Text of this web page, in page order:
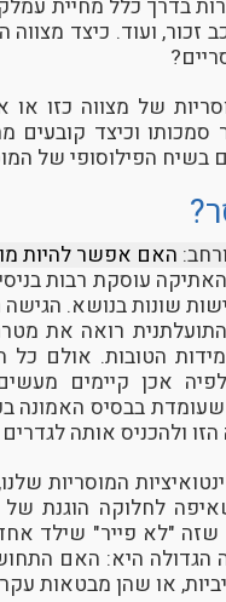
בדרך כלל מחיית
זכור, ועוד. כיצד
של מצווה כזו
סמכותו וכיצד
בשיח הפילוסופי של
האם אפשר להיות
עוסקת רבות
שונות בנושא.
רואה את
הטובות. אולם
אכן קיימים
שעומדת בבסיס האמונה
ולהכניס אותה
המוסריות
לחלוקה הוגנת
שזה "לא פייר" שילד
היא: האם
או שהן מבטאות